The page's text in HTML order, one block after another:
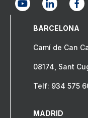
BARCELONA
Camí de Can
08174, Sant
Telf: 934 575
MADRID